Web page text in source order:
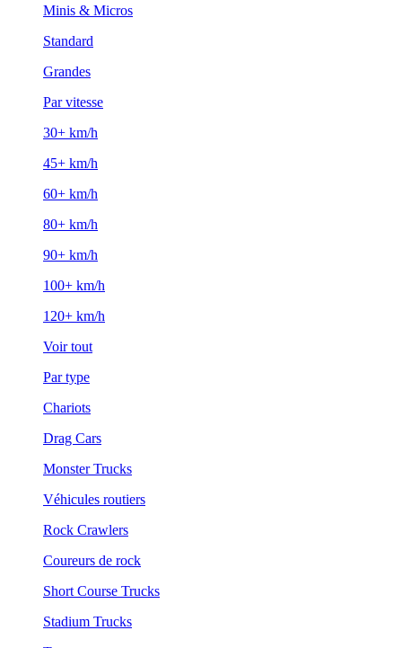
Minis & Micros
Standard
Grandes
Par vitesse
30+ km/h
45+ km/h
60+ km/h
80+ km/h
90+ km/h
100+ km/h
120+ km/h
Voir tout
Par type
Chariots
Drag Cars
Monster Trucks
Véhicules routiers
Rock Crawlers
Coureurs de rock
Short Course Trucks
Stadium Trucks